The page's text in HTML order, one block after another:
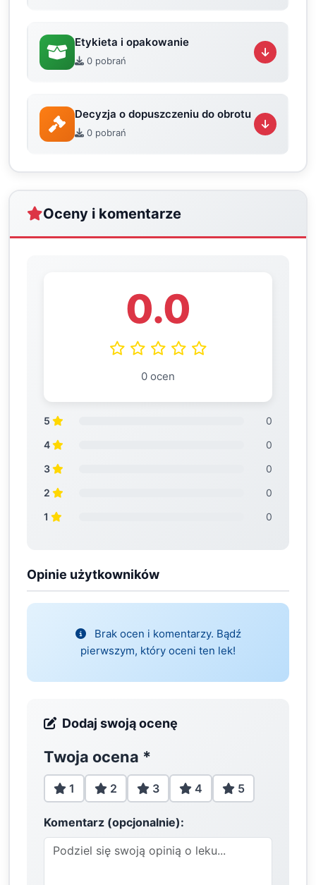
Etykieta i opakowanie
0 pobrań
Decyzja o dopuszczeniu do obrotu
0 pobrań
Oceny i komentarze
0.0
0 ocen
5
0
4
0
3
0
2
0
1
0
Opinie użytkowników
Brak ocen i komentarzy. Bądź
pierwszym, który oceni ten lek!
Dodaj swoją ocenę
Twoja ocena *
1 2 3 4 5
Komentarz (opcjonalnie):